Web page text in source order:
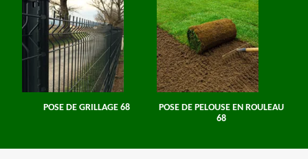
POSE DE GRILLAGE 68
POSE DE PELOUSE EN ROULEAU
68